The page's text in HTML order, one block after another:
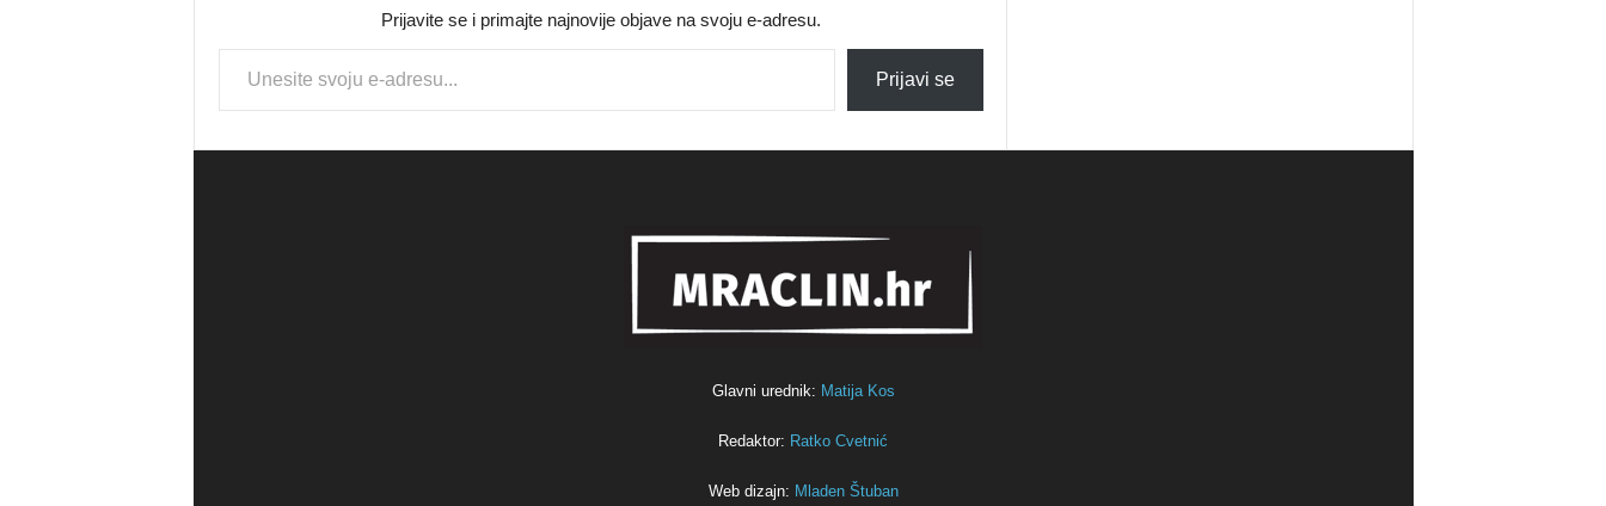
Prijavite se i primajte najnovije objave na svoju e-adresu.
Type your email…
Prijavi se
Glavni urednik: Matija Kos
Redaktor: Ratko Cvetnić
Web dizajn: Mladen Štuban